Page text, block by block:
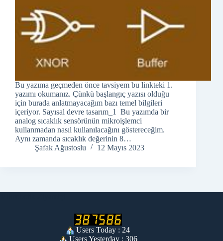
Bu yazıma geçmeden önce tavsiyem bu linkteki 1.
yazımı okumanız. Çünkü başlangıç yazısı olduğu
için burada anlatmayacağım bazı temel bilgileri
içeriyor. Sayısal devre tasarım_1 Bu yazımda bir
analog sıcaklık sensörünün mikroişlemci
kullanmadan nasıl kullanılacağını göstereceğim.
Aynı zamanda sıcaklık değerinin 8…
Şafak Ağustoslu
12 Mayıs 2023
Users Today : 24
Users Yesterday : 306